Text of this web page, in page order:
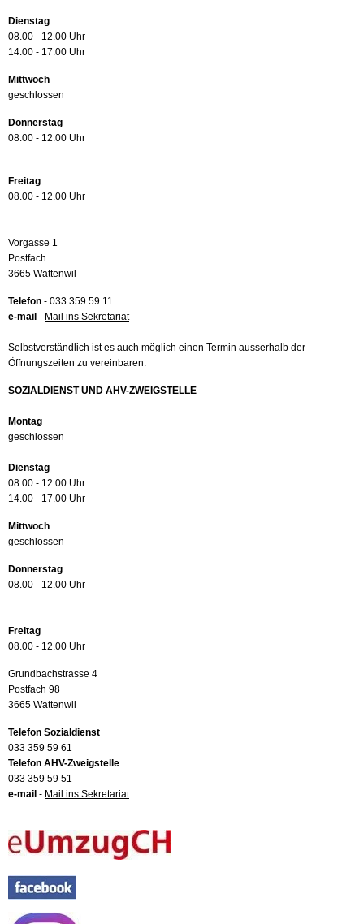
Dienstag
08.00 - 12.00 Uhr
14.00 - 17.00 Uhr
Mittwoch
geschlossen
Donnerstag
08.00 - 12.00 Uhr
Freitag
08.00 - 12.00 Uhr
Vorgasse 1
Postfach
3665 Wattenwil
Telefon - 033 359 59 11
e-mail - Mail ins Sekretariat
Selbstverständlich ist es auch möglich einen Termin ausserhalb der
Öffnungszeiten zu vereinbaren.
SOZIALDIENST UND AHV-ZWEIGSTELLE
Montag
geschlossen
Dienstag
08.00 - 12.00 Uhr
14.00 - 17.00 Uhr
Mittwoch
geschlossen
Donnerstag
08.00 - 12.00 Uhr
Freitag
08.00 - 12.00 Uhr
Grundbachstrasse 4
Postfach 98
3665 Wattenwil
Telefon Sozialdienst
033 359 59 61
Telefon AHV-Zweigstelle
033 359 59 51
e-mail - Mail ins Sekretariat